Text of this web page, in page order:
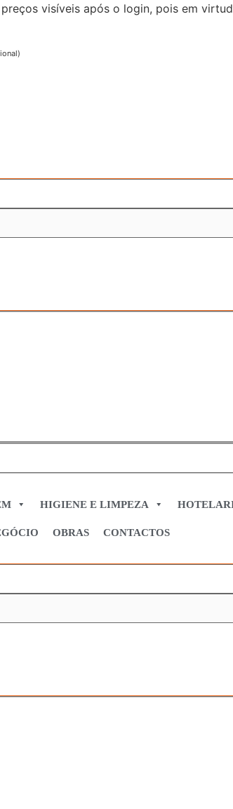
visíveis após o login, pois em
HIGIENE E LIMPEZA
OBRAS CONTACTOS